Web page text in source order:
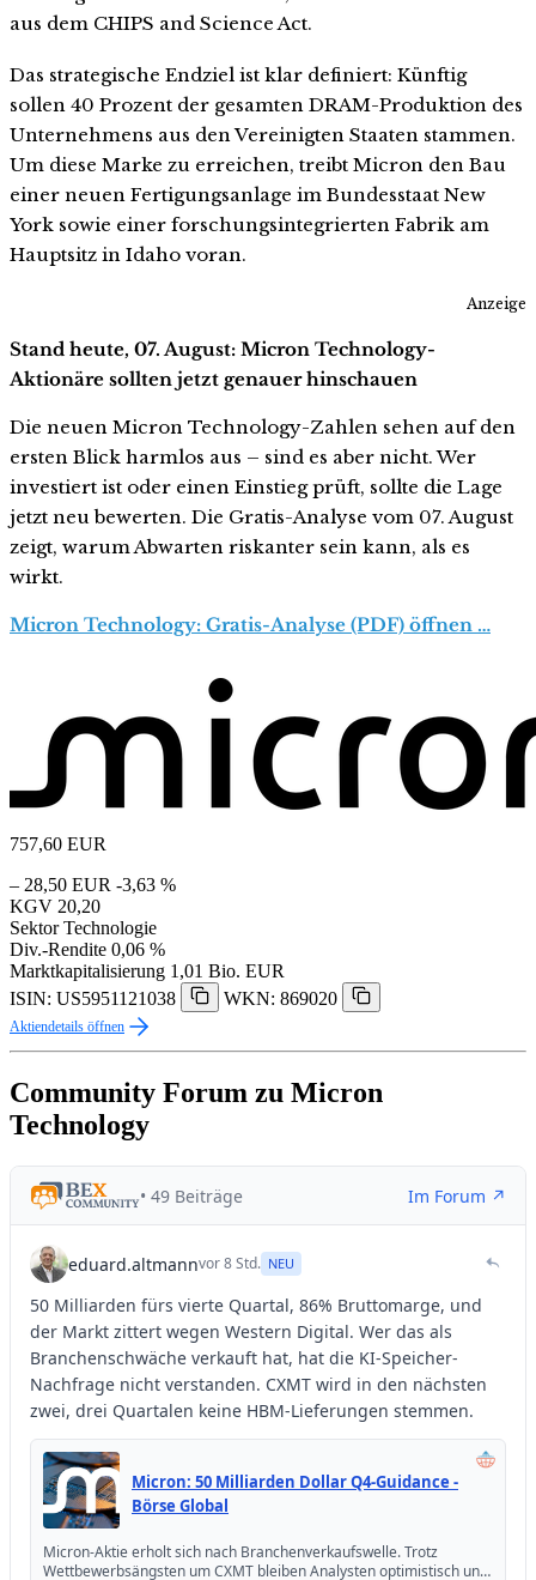
aus dem CHIPS and Science Act.
Das strategische Endziel ist klar definiert: Künftig
sollen 40 Prozent der gesamten DRAM-Produktion des
Unternehmens aus den Vereinigten Staaten stammen.
Um diese Marke zu erreichen, treibt Micron den Bau
einer neuen Fertigungsanlage im Bundesstaat New
York sowie einer forschungsintegrierten Fabrik am
Hauptsitz in Idaho voran.
Anzeige
Stand heute, 07. August: Micron Technology-
Aktionäre sollten jetzt genauer hinschauen
Die neuen Micron Technology-Zahlen sehen auf den
ersten Blick harmlos aus – sind es aber nicht. Wer
investiert ist oder einen Einstieg prüft, sollte die Lage
jetzt neu bewerten. Die Gratis-Analyse vom 07. August
zeigt, warum Abwarten riskanter sein kann, als es
wirkt.
Micron Technology: Gratis-Analyse (PDF) öffnen …
757,60 EUR
– 28,50 EUR -3,63 %
KGV 20,20
Sektor Technologie
Div.-Rendite 0,06 %
Marktkapitalisierung 1,01 Bio. EUR
ISIN: US5951121038
WKN: 869020
Aktiendetails öffnen
Community Forum zu Micron
Technology